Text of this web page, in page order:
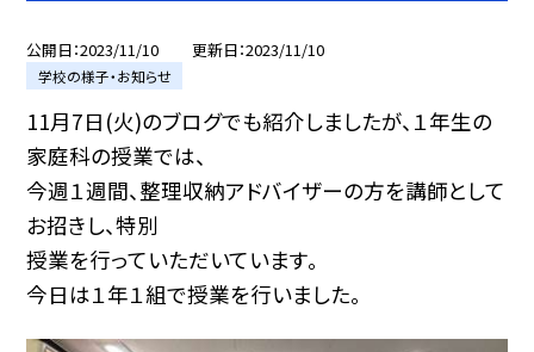
公開日 2023/11/10 更新日 2023/11/10
学校の様子・お知らせ
11月7日(火)のブログでも紹介しましたが、１年生の
家庭科の授業では、
今週１週間、整理収納アドバイザーの方を講師として
お招きし、特別
授業を行っていただいています。
今日は１年１組で授業を行いました。